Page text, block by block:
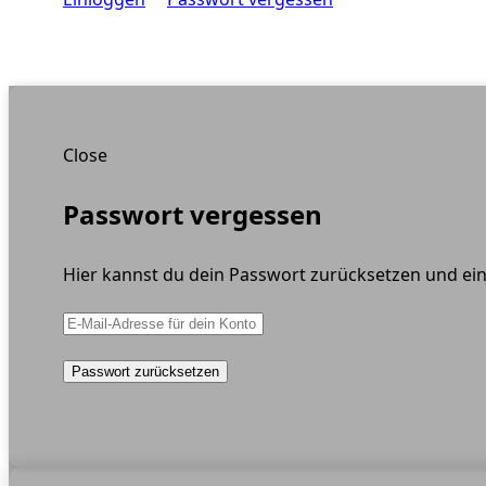
Close
Passwort vergessen
Hier kannst du dein Passwort zurücksetzen und
Passwort zurücksetzen